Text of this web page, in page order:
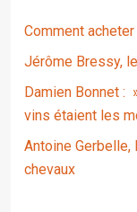
Comment
Jérôme Bressy,
Damien Bonnet :
vins étaient les
Antoine Gerbelle,
chevaux